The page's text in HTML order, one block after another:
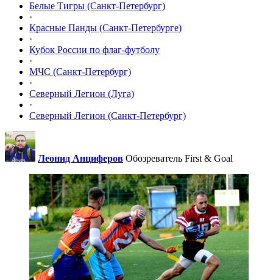
Белые Тигры (Санкт-Петербург)
·
Красные Панды (Санкт-Петербурге)
·
Кубок России по флаг-футболу
·
МЧС (Санкт-Петербург)
·
Северный Легион (Луга)
·
Северный Легион (Санкт-Петербург)
Леонид Анциферов Обозреватель First & Goal